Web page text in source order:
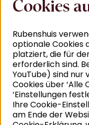
SAMMLUNG
Peter Paul
Mehr lesen
Cookies
Rubenshuis
optionale Cookies
platziert, die für
erforderlich sind.
YouTube) sind nur
Cookies über ‘Alle
‘Einstellungen
Ihre Cookie-
am Ende der